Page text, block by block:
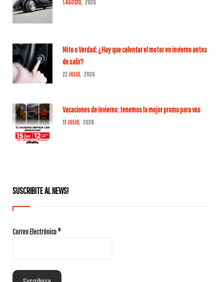
5AGOSTO, 2026
Mito o Verdad: ¿Hay que calentar el motor en invierno antes
de salir?
22JULIO, 2026
Vacaciones de invierno: tenemos la mejor promo para vos
13JULIO, 2026
SUSCRIBITE AL NEWS!
Correo Electrónico*